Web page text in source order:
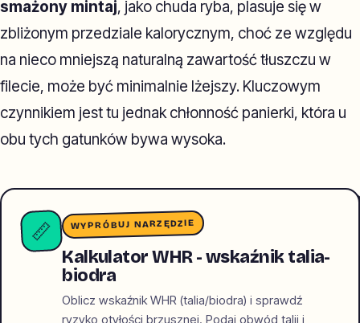
smażony mintaj, jako chuda ryba, plasuje się w
zbliżonym przedziale kalorycznym, choć ze względu
na nieco mniejszą naturalną zawartość tłuszczu w
filecie, może być minimalnie lżejszy. Kluczowym
czynnikiem jest tu jednak chłonność panierki, która u
obu tych gatunków bywa wysoka.
📏 WYPRÓBUJ NARZĘDZIE
Kalkulator WHR - wskaźnik talia-
biodra
Oblicz wskaźnik WHR (talia/biodra) i sprawdź
ryzyko otyłości brzusznej. Podaj obwód talii i